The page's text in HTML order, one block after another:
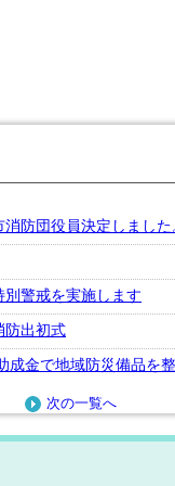
防団役員決定しました
警戒を実施します
防出初式
成金で地域防災備品を
次の一覧へ